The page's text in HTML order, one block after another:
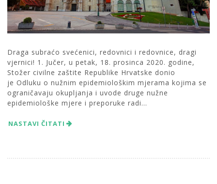
Draga subraćo svećenici, redovnici i redovnice, dragi
vjernici! 1. Jučer, u petak, 18. prosinca 2020. godine,
Stožer civilne zaštite Republike Hrvatske donio
je Odluku o nužnim epidemiološkim mjerama kojima se
ograničavaju okupljanja i uvode druge nužne
epidemiološke mjere i preporuke radi...
NASTAVI ČITATI